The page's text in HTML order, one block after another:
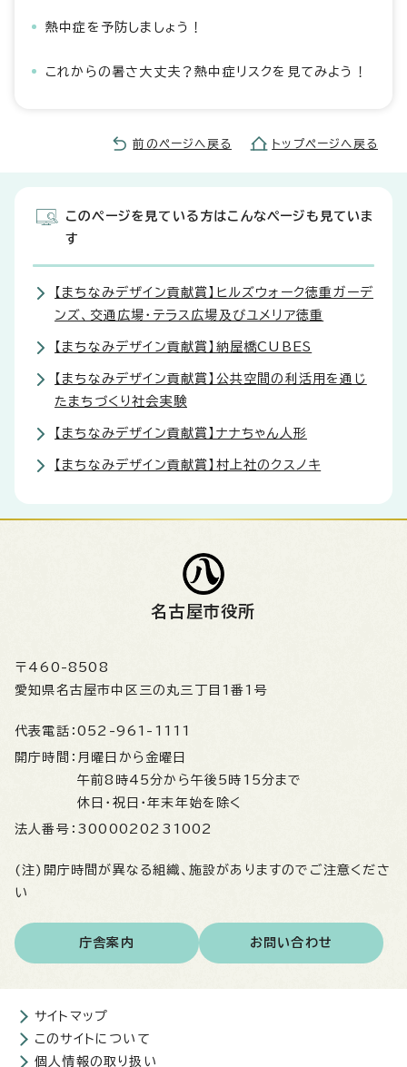
熱中症を予防しましょう！
これからの暑さ大丈夫？熱中症リスクを見てみよう！
前のページへ戻る トップページへ戻る
このページを見ている方はこんなページも見ていま
す
【まちなみデザイン貢献賞】ヒルズウォーク徳重ガーデ
ンズ、交通広場・テラス広場及びユメリア徳重
【まちなみデザイン貢献賞】納屋橋CUBES
【まちなみデザイン貢献賞】公共空間の利活用を通じ
たまちづくり社会実験
【まちなみデザイン貢献賞】ナナちゃん人形
【まちなみデザイン貢献賞】村上社のクスノキ
名古屋市役所
〒460-8508
愛知県名古屋市中区三の丸三丁目1番1号
代表電話： 052-961-1111
開庁時間： 月曜日から金曜日
午前8時45分から午後5時15分まで
休日・祝日・年末年始を除く
法人番号： 3000020231002
(注)開庁時間が異なる組織、施設がありますのでご注意くださ
い
庁舎案内 お問い合わせ
サイトマップ
このサイトについて
個人情報の取り扱い